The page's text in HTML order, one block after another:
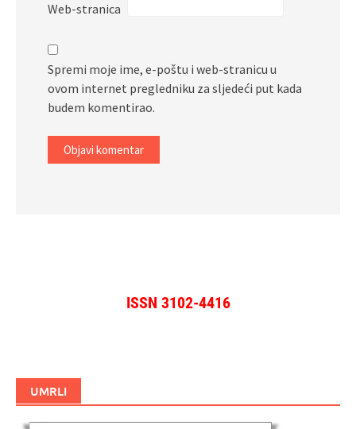
Web-stranica
Spremi moje ime, e-poštu i web-stranicu u
ovom internet pregledniku za sljedeći put kada
budem komentirao.
ISSN 3102-4416
UMRLI